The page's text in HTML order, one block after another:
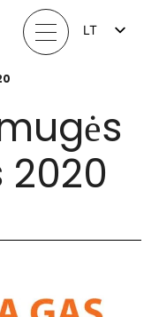
LT
SV
NO